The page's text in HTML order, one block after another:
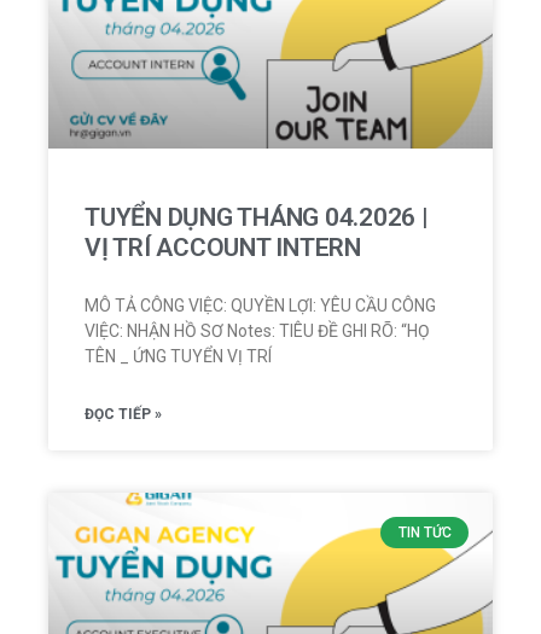
TUYỂN DỤNG THÁNG 04.2026 |
VỊ TRÍ ACCOUNT INTERN
MÔ TẢ CÔNG VIỆC: QUYỀN LỢI: YÊU CẦU CÔNG
VIỆC: NHẬN HỒ SƠ Notes: TIÊU ĐỀ GHI RÕ: “HỌ
TÊN _ ỨNG TUYỂN VỊ TRÍ
ĐỌC TIẾP »
TIN TỨC